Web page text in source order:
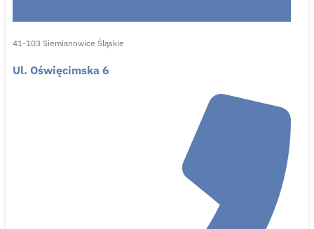
41-103 Siemianowice Śląskie
Ul. Oświęcimska 6